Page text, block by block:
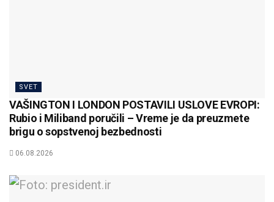
SVET
VAŠINGTON I LONDON POSTAVILI USLOVE EVROPI:
Rubio i Miliband poručili – Vreme je da preuzmete
brigu o sopstvenoj bezbednosti
06.08.2026